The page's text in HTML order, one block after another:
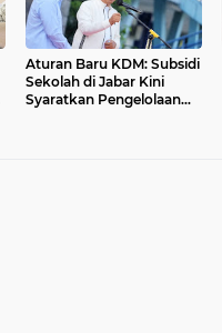
Aturan Baru KDM: Subsidi
Sekolah di Jabar Kini
Syaratkan Pengelolaan